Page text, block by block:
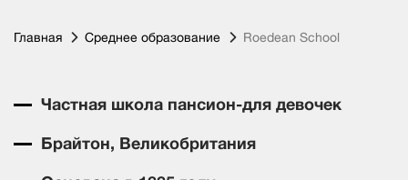
Главная Среднее образование Roedean School
Частная школа пансион-для девочек
Брайтон, Великобритания